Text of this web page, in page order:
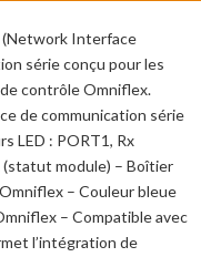
(Network Interface
série conçu pour les
contrôle Omniflex.
de communication série
LED : PORT1, Rx
module) – Boîtier
– Couleur bleue
– Compatible avec
l’intégration de